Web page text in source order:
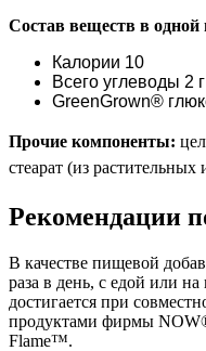
Состав веществ в
Калории 10
Всего углеводы 2 г
GreenGrown®
Прочие компоненты:
стеарат (из
Рекомендации
В качестве пищевой
раза в день, с едой или
достигается при
продуктами фирмы
Flame™.